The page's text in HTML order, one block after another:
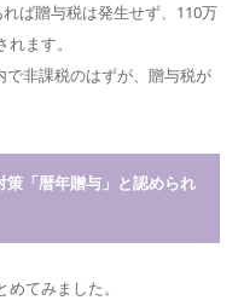
ば贈与税は発生せず、110万
ます。
で非課税のはずが、贈与税が
「暦年贈与」と認められ
てみました。